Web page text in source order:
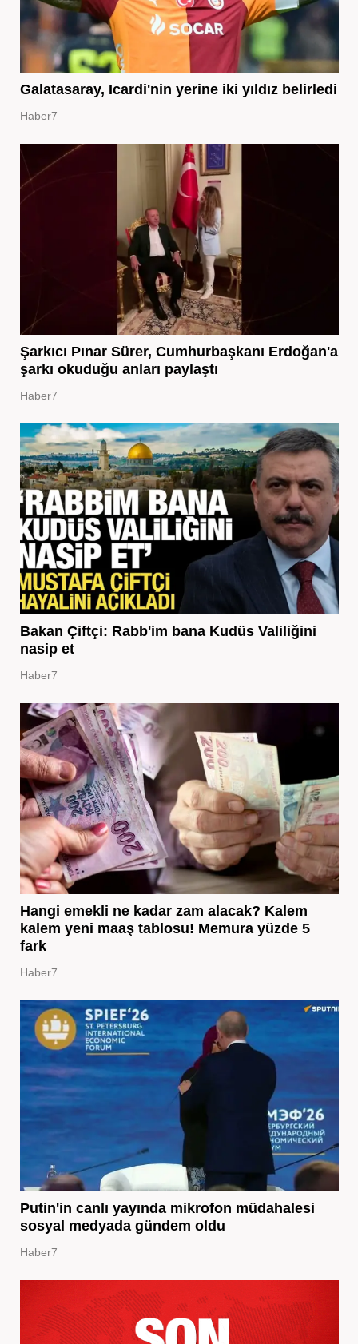
Galatasaray, Icardi'nin yerine iki yıldız belirledi
Haber7
Şarkıcı Pınar Sürer, Cumhurbaşkanı Erdoğan'a
şarkı okuduğu anları paylaştı
Haber7
Bakan Çiftçi: Rabb'im bana Kudüs Valiliğini
nasip et
Haber7
Hangi emekli ne kadar zam alacak? Kalem
kalem yeni maaş tablosu! Memura yüzde 5
fark
Haber7
Putin'in canlı yayında mikrofon müdahalesi
sosyal medyada gündem oldu
Haber7